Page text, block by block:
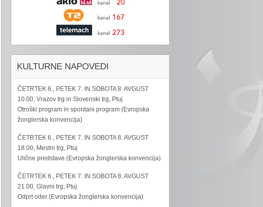
KULTURNE NAPOVEDI
ČETRTEK 6., PETEK 7. IN SOBOTA 8. AVGUST
10.00, Vrazov trg in Slovenski trg, Ptuj
Otroški program in spontani program (Evropska
žonglerska konvencija)
ČETRTEK 6., PETEK 7. IN SOBOTA 8. AVGUST
18.00, Mestni trg, Ptuj
Ulične predstave (Evropska žonglerska konvencija)
ČETRTEK 6., PETEK 7. IN SOBOTA 8. AVGUST
21.00, Glavni trg, Ptuj
Odprt oder (Evropska žonglerska konvencija)